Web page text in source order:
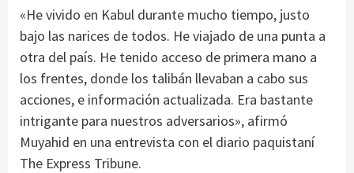
«He vivido en Kabul durante mucho tiempo, justo
bajo las narices de todos. He viajado de una punta a
otra del país. He tenido acceso de primera mano a
los frentes, donde los talibán llevaban a cabo sus
acciones, e información actualizada. Era bastante
intrigante para nuestros adversarios», afirmó
Muyahid en una entrevista con el diario paquistaní
The Express Tribune.